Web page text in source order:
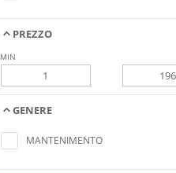
PREZZO
MIN
GENERE
criteri di ricerca
MANTENIMENTO